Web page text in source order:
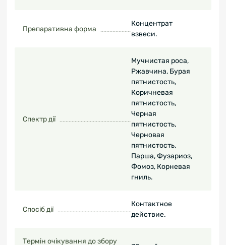
Препаративна форма
Концентрат
взвеси.
Спектр дії
Мучнистая роса,
Ржавчина, Бурая
пятнистость,
Коричневая
пятнистость,
Черная
пятнистость,
Черновая
пятнистость,
Парша, Фузариоз,
Фомоз, Корневая
гниль.
Спосіб дії
Контактное
действие.
Термін очікування до збору